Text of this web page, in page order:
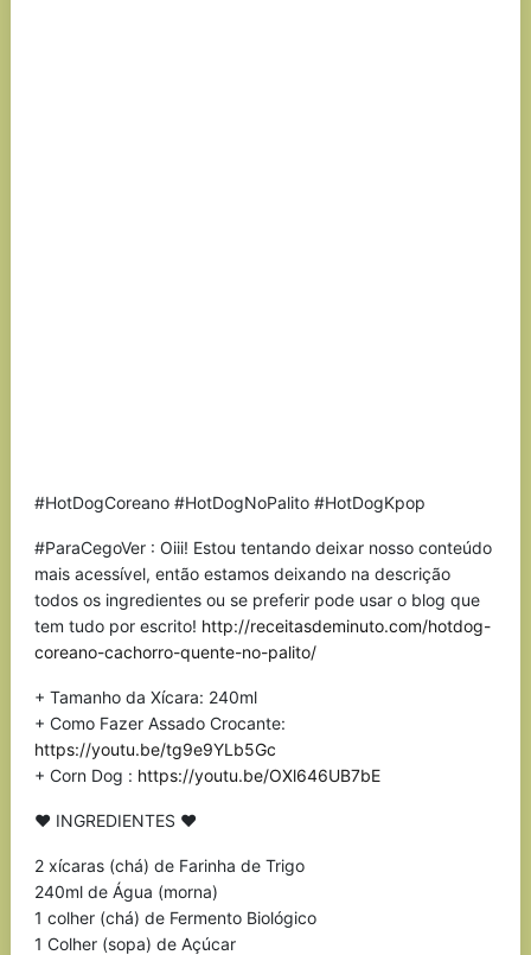
#HotDogCoreano #HotDogNoPalito #HotDogKpop
#ParaCegoVer : Oiii! Estou tentando deixar nosso conteúdo
mais acessível, então estamos deixando na descrição
todos os ingredientes ou se preferir pode usar o blog que
tem tudo por escrito! http://receitasdeminuto.com/hotdog-
coreano-cachorro-quente-no-palito/
+ Tamanho da Xícara: 240ml
+ Como Fazer Assado Crocante:
https://youtu.be/tg9e9YLb5Gc
+ Corn Dog : https://youtu.be/OXl646UB7bE
♥ INGREDIENTES ♥
2 xícaras (chá) de Farinha de Trigo
240ml de Água (morna)
1 colher (chá) de Fermento Biológico
1 Colher (sopa) de Açúcar